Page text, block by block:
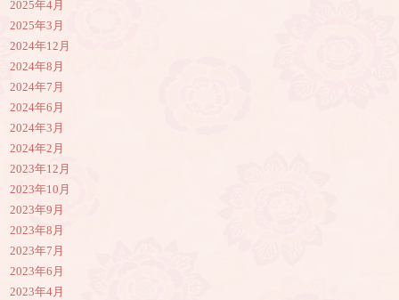
2025年4月
2025年3月
2024年12月
2024年8月
2024年7月
2024年6月
2024年3月
2024年2月
2023年12月
2023年10月
2023年9月
2023年8月
2023年7月
2023年6月
2023年4月